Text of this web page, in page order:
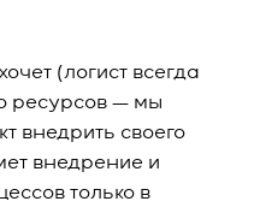
(логист всегда
ресурсов — мы
внедрить своего
внедрение и
только в